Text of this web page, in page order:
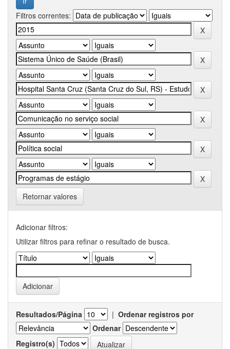
Filtros correntes:
Retornar valores
Adicionar filtros:
Utilizar filtros para refinar o resultado de busca.
Resultados/Página | Ordenar registros por
Ordenar
Registro(s)